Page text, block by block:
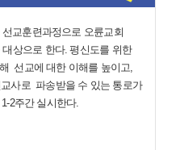
교훈련과정으로 오륜교회
상으로 한다. 평신도를 위한
선교에 대한 이해를 높이고,
사로 파송받을 수 있는 통로가
2주간 실시한다.